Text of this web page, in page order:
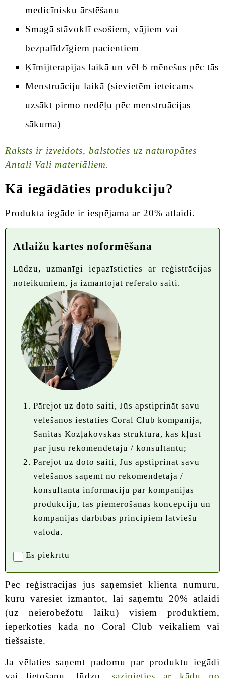
medicīnisku ārstēšanu
Smagā stāvoklī esošiem, vājiem vai
bezpalīdzīgiem pacientiem
Ķīmijterapijas laikā un vēl 6 mēnešus pēc tās
Menstruāciju laikā (sievietēm ieteicams
uzsākt pirmo nedēļu pēc menstruācijas
sākuma)
Raksts ir izveidots, balstoties uz naturopātes
Antali Vali materiāliem.
Kā iegādāties produkciju?
Produkta iegāde ir iespējama ar 20% atlaidi.
Atlaižu kartes noformēšana
Lūdzu, uzmanīgi iepazīstieties ar reģistrācijas
noteikumiem, ja izmantojat referālo saiti.
Pārejot uz doto saiti, Jūs apstiprināt savu
vēlēšanos iestāties Coral Club kompānijā,
Sanitas Kozļakovskas struktūrā, kas kļūst
par jūsu rekomendētāju / konsultantu;
Pārejot uz doto saiti, Jūs apstiprināt savu
vēlēšanos saņemt no rekomendētāja /
konsultanta informāciju par kompānijas
produkciju, tās piemērošanas koncepciju un
kompānijas darbības principiem latviešu
valodā.
Es piekrītu
Pēc reģistrācijas jūs saņemsiet klienta numuru,
kuru varēsiet izmantot, lai saņemtu 20% atlaidi
(uz neierobežotu laiku) visiem produktiem,
iepērkoties kādā no Coral Club veikaliem vai
tiešsaistē.
Ja vēlaties saņemt padomu par produktu iegādi